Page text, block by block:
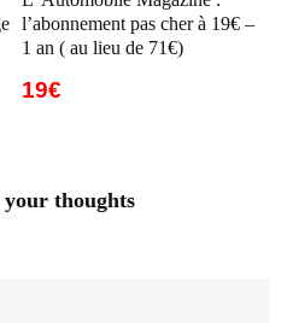
l’abonnement pas cher à 19€ –
1 an ( au lieu de 71€)
19€
thoughts